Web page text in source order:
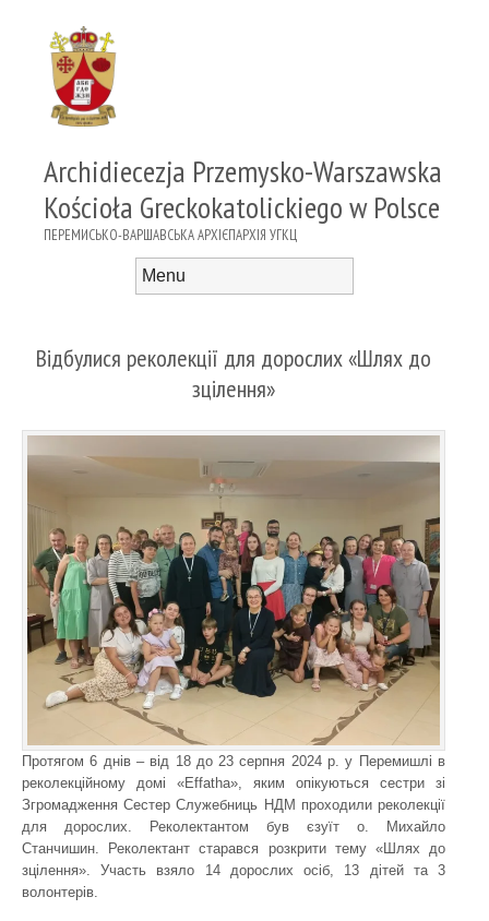
Archidiecezja Przemysko-Warszawska
Kościoła Greckokatolickiego w Polsce
ПЕРЕМИСЬКО-ВАРШАВСЬКА АРХІЄПАРХІЯ УГКЦ
Відбулися реколекції для дорослих «Шлях до
зцілення»
Протягом 6 днів – від 18 до 23 серпня 2024 р. у Перемишлі в
реколекційному домі «Effatha», яким опікуються сестри зі
Згромадження Сестер Служебниць НДМ проходили реколекції
для дорослих. Реколектантом був єзуїт о. Михайло
Станчишин. Реколектант старався розкрити тему «Шлях до
зцілення». Участь взяло 14 дорослих осіб, 13 дітей та 3
волонтерів.